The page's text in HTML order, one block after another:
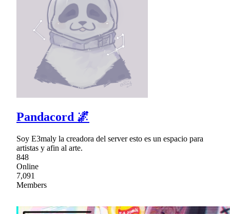
Pandacord 🌌
Soy E3maly la creadora del server esto es un espacio para
artistas y afin al arte.
848
Online
7,091
Members